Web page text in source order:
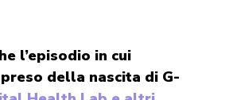
l’episodio in cui
della nascita di G-